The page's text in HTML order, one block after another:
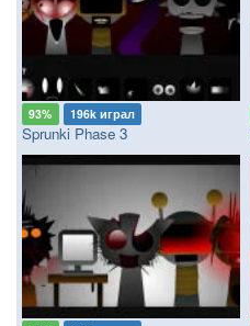
93% 196k играл
Sprunki Phase 3